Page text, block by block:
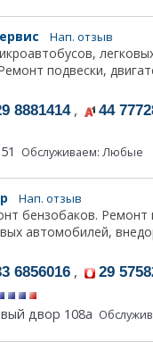
Нап. отзыв
подвески,
8881414, 44
Обслуживаем: Любые
Нап. отзыв
бензобаков. Ремонт
автомобилей,
6856016 , 29
двор 108а